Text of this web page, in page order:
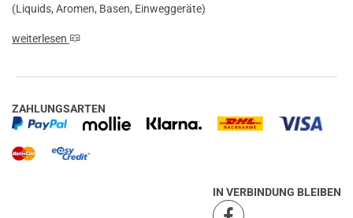
(Liquids, Aromen, Basen, Einweggeräte)
weiterlesen
ZAHLUNGSARTEN
IN VERBINDUNG BLEIBEN